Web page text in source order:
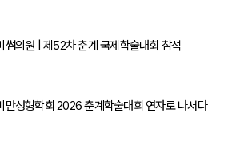
썸의원 | 제52차 춘계 국제학술대회 참석
만성형학회 2026 춘계학술대회 연자로 나서다